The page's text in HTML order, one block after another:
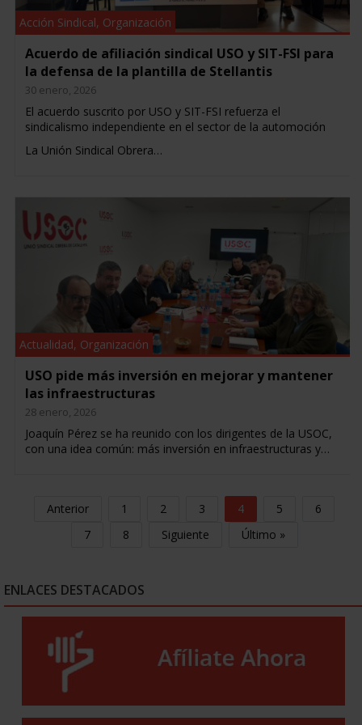
Acción Sindical, Organización
Acuerdo de afiliación sindical USO y SIT-FSI para
la defensa de la plantilla de Stellantis
30 enero, 2026
El acuerdo suscrito por USO y SIT-FSI refuerza el
sindicalismo independiente en el sector de la automoción
La Unión Sindical Obrera…
Actualidad, Organización
USO pide más inversión en mejorar y mantener
las infraestructuras
28 enero, 2026
Joaquín Pérez se ha reunido con los dirigentes de la USOC,
con una idea común: más inversión en infraestructuras y…
Anterior 1 2 3 4 5
6
7
8 Siguiente Último »
ENLACES DESTACADOS